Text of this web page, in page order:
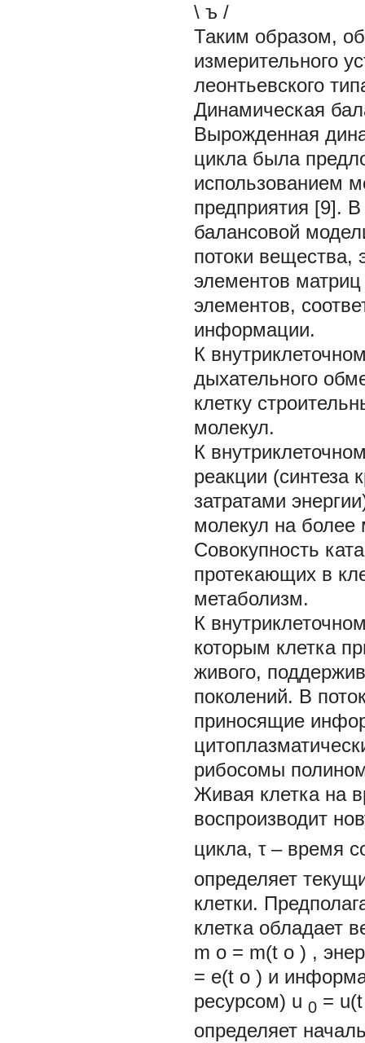
\ ъ /
Таким образом,
измерительного
леонтьевского
Динамическая
Вырожденная
цикла была
использованием
предприятия [9].
балансовой
потоки вещества,
элементов
элементов,
информации.
К
дыхательного
клетку
молекул.
К
реакции (синтеза
затратами
молекул на более
Совокупность
протекающих в
метаболизм.
К
которым клетка
живого,
поколений. В
приносящие
рибосомы
Живая клетка на
воспроизводит
цикла, τ – время
определяет
клетки.
клетка обладает
m o = m(t o ) ,
= e(t o ) и
ресурсом) u 0 = u(t
определяет